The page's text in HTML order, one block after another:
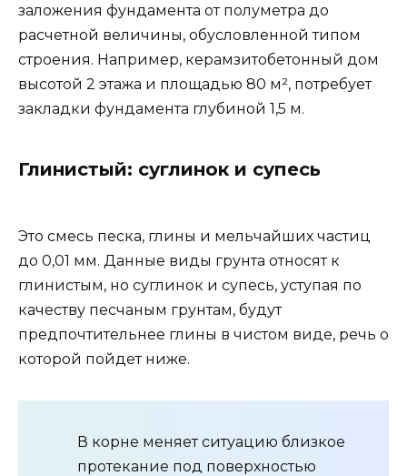
заложения фундамента от полуметра до
расчетной величины, обусловленной типом
строения. Например, керамзитобетонный дом
высотой 2 этажа и площадью 80 м², потребует
закладки фундамента глубиной 1,5 м.
Глинистый: суглинок и супесь
Это смесь песка, глины и мельчайших частиц
до 0,01 мм. Данные виды грунта относят к
глинистым, но суглинок и супесь, уступая по
качеству песчаным грунтам, будут
предпочтительнее глины в чистом виде, речь о
которой пойдет ниже.
В корне меняет ситуацию близкое
протекание под поверхностью